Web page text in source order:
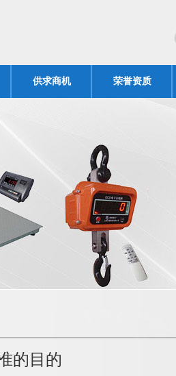
供求商机 荣誉资质
的目的